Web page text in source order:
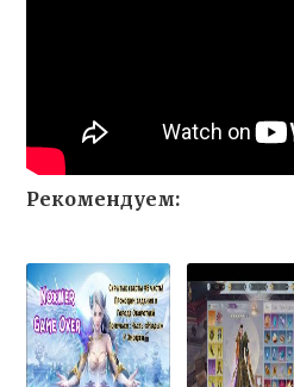
Рекомендуем: